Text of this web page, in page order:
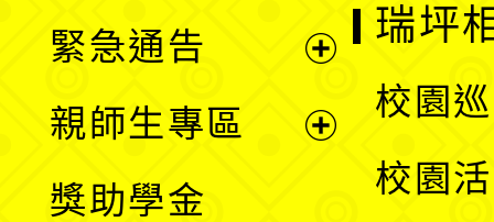
單
選
單
緊急通告
親師生專區
獎助學金
瑞坪
校園
校園